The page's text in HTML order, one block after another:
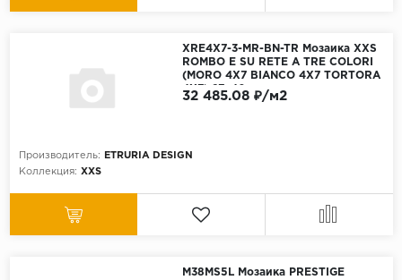
XRE4X7-3-MR-BN-TR Мозаика XXS
ROMBO E SU RETE A TRE COLORI
(MORO 4X7 BIANCO 4X7 TORTORA
4X7) 27x40 см
Производитель:
ETRURIA DESIGN
Коллекция: XXS
32 485.08 ₽/м2
M38MS5L Мозаика PRESTIGE